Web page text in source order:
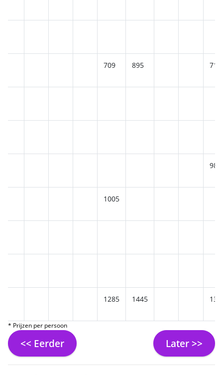
709 895 715
989
1005
1285 1445
* Prijzen per persoon
<< Eerder Later >>